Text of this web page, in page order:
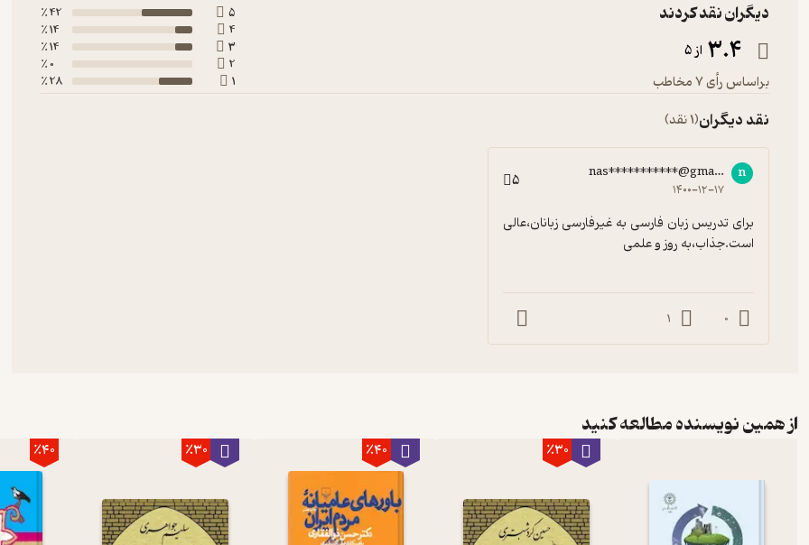
دیگران نقد کردند
3.4 از 5
براساس رأی 7 مخاطب
5
42 ٪
4
14 ٪
3
14 ٪
2
0 ٪
1
28 ٪
نقد دیگران(1 نقد)
n
nas***********@gmail.com
۱۴۰۰-۱۲-۱۷ 5
است.جذاب،به روز و علمی
0
1
از همین نویسنده مطالعه کنید
٪30 ٪40 ٪30 ٪40